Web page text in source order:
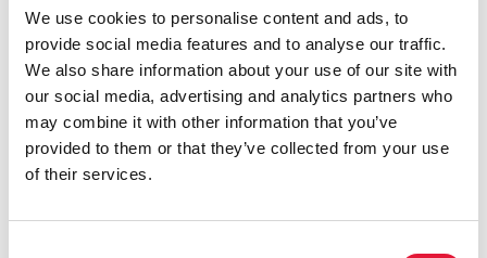
We use cookies to personalise content and ads, to
provide social media features and to analyse our traffic.
We also share information about your use of our site with
our social media, advertising and analytics partners who
may combine it with other information that you’ve
provided to them or that they’ve collected from your use
of their services.
tout le monde. Personne n’est en sécurité tant que
tout le monde ne l’est pas. Les objectifs 2025 en
matière de sida nous donnent l’occasion de travailler
ensemble afin d’augmenter les investissements dans
les systèmes de santé publique et dans les ripostes
aux pandémies, ainsi que de tirer les leçons
chèrement apprises de la crise du VIH/sida pour